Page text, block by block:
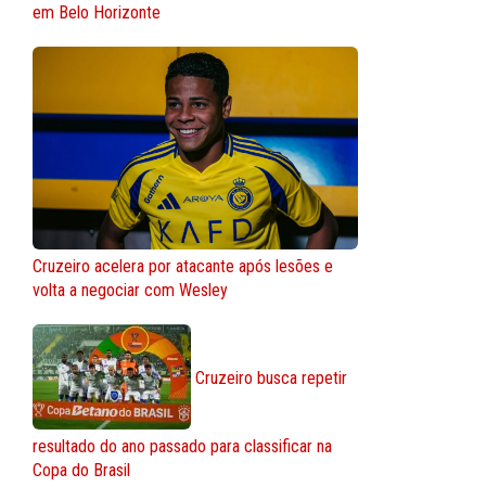
em Belo Horizonte
Cruzeiro acelera por atacante após lesões e
volta a negociar com Wesley
Cruzeiro busca repetir
resultado do ano passado para classificar na
Copa do Brasil